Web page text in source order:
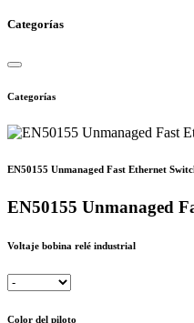
Categorías
Categorías
EN50155 Unmanaged Fast Ethernet
EN50155 Unmanaged
Voltaje bobina relé industrial
Color del piloto